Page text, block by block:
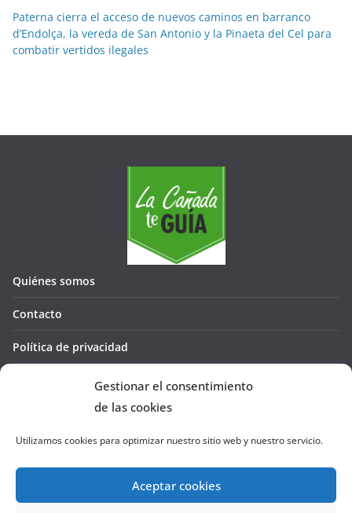
Gestionar el consentimiento
de las cookies
Utilizamos cookies para optimizar nuestro sitio web y nuestro servicio.
Aceptar cookies
Paterna cierra el acceso de nuevos caminos en barranco
d’Endolça, la vereda de San Antonio y la Pinaeta del Cel para
combatir vertidos ilegales
Quiénes somos
Contacto
Política de privacidad
Política de cookies (UE)